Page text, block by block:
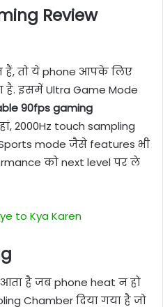
Review
तो ये phone आपके लिए
इसमें Ultra Game Mode
90fps gaming
2000Hz touch sampling
mode जैसे features भी
को next level पर ले
to Kya Karen
है जब phone heat न हो
Chamber दिया गया है जो